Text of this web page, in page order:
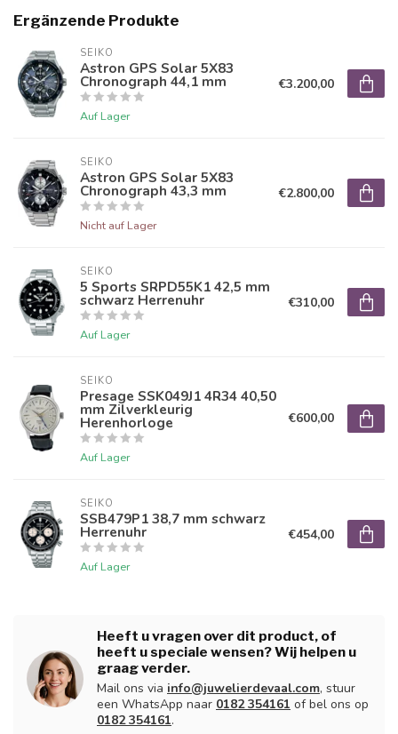
Ergänzende Produkte
SEIKO
Astron GPS Solar 5X83
Chronograph 44,1 mm
Auf Lager
€3.200,00
SEIKO
Astron GPS Solar 5X83
Chronograph 43,3 mm
Nicht auf Lager
€2.800,00
SEIKO
5 Sports SRPD55K1 42,5 mm
schwarz Herrenuhr
Auf Lager
€310,00
SEIKO
Presage SSK049J1 4R34 40,50
mm Zilverkleurig
Herenhorloge
Auf Lager
€600,00
SEIKO
SSB479P1 38,7 mm schwarz
Herrenuhr
Auf Lager
€454,00
Heeft u vragen over dit product, of
heeft u speciale wensen? Wij helpen u
graag verder.
Mail ons via info@juwelierdevaal.com, stuur
een WhatsApp naar 0182 354161 of bel ons op
0182 354161.